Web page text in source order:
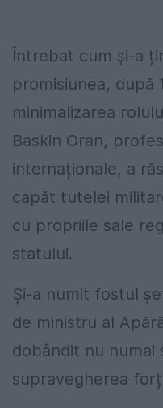
Întrebat cum și-a
promisiunea, după
minimalizarea
Baskin Oran,
internaționale, a
capăt tutelei
cu propriile sale
statului.
Și-a numit fostul
de ministru al
dobândit nu numai
supravegherea